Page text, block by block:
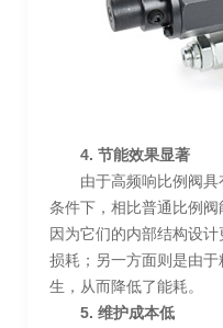
4. 节能效果显著
由于高频响比例阀
条件下，相比普通比例
因为它们的内部结构设
损耗；另一方面则是由
生，从而降低了能耗。
5. 维护成本低